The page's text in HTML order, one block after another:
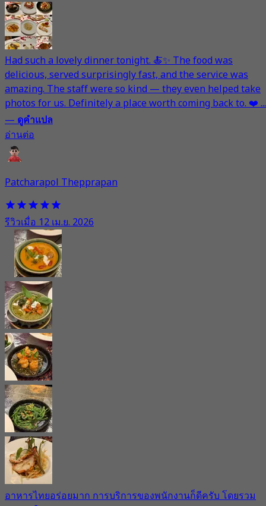
Had such a lovely dinner tonight. 🍝✨ The food was
delicious, served surprisingly fast, and the service was
amazing. The staff were so kind — they even helped take
photos for us. Definitely a place worth coming back to. ❤️ ...
—ดูคำแปล
อ่านต่อ
Patcharapol Thepprapan
รีวิวเมื่อ 12 เม.ย. 2026
อาหารไทยอร่อยมาก การบริการของพนักงานก็ดีครับ โดยรวม